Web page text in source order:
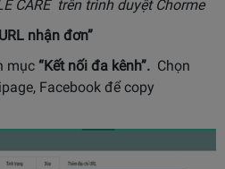
CARE trên trình duyệt Chorme
nhận đơn”
mục “Kết nối đa kênh”. Chọn
Facebook để copy